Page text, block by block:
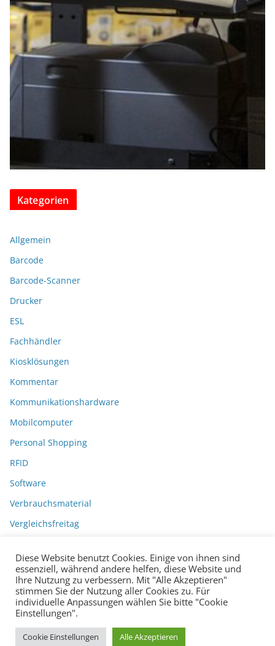
Kategorien
Allgemein
Barcode
Barcode-Scanner
Drucker
ESL
Fachhändler
Kiosklösungen
Kommentar
Kommunikationshardware
Mobilcomputer
Personal Shopping
RFID
Software
Verbrauchsmaterial
Vergleichsfreitag
Copyright © 2026BarcodeBlog
Diese Website benutzt Cookies. Einige von ihnen sind
essenziell, während andere helfen, diese Website und
Ihre Nutzung zu verbessern. Mit "Alle Akzeptieren"
stimmen Sie der Nutzung aller Cookies zu. Für
individuelle Anpassungen wählen Sie bitte "Cookie
Einstellungen".
Cookie Einstellungen Alle Akzeptieren